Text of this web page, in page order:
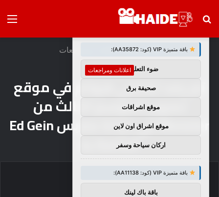
بحث
الرئيسية/اعلانات ومراجعات
اعلانات ومراجعات
تم رصد تشارلي هونام في موقع
تصوير الموسم الثالث من
Monster في خزانة ملابس Ed Gein
الخاصة به
توصيات :
باقة متميزة VIP (كود: AA35872):
ضوء التعليمي
صحيفة برق
موقع اشراقات
موقع اشراق اون لاين
اركان سياحة وسفر
باقة متميزة VIP (كود: AA11138):
باقة باك لينك